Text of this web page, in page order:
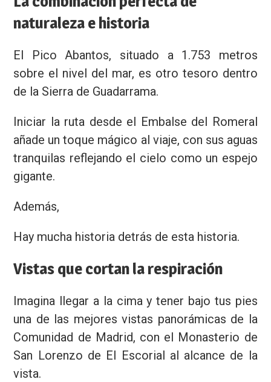
naturaleza e historia
El Pico Abantos, situado a 1.753 metros
sobre el nivel del mar, es otro tesoro dentro
de la Sierra de Guadarrama.
Iniciar la ruta desde el Embalse del Romeral
añade un toque mágico al viaje, con sus aguas
tranquilas reflejando el cielo como un espejo
gigante.
Además,
Hay mucha historia detrás de esta historia.
Vistas que cortan la respiración
Imagina llegar a la cima y tener bajo tus pies
una de las mejores vistas panorámicas de la
Comunidad de Madrid, con el Monasterio de
San Lorenzo de El Escorial al alcance de la
vista.